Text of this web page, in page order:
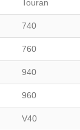
Touran
740
760
940
960
V40